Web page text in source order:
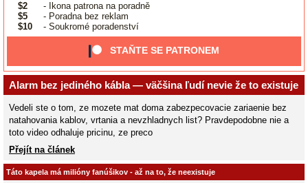
$2
- Ikona patrona na poradně
$5
- Poradna bez reklam
$10
- Soukromé poradenství
STAŇTE SE PATRONEM
Alarm bez jediného kábla — väčšina ľudí nevie že to existuje
Vedeli ste o tom, ze mozete mat doma zabezpecovacie zariaenie bez
natahovania kablov, vrtania a nevzhladnych list? Pravdepodobne nie a
toto video odhaluje pricinu, ze preco
Přejít na článek
Táto kapela má milióny fanúšikov - až na to, že neexistuje